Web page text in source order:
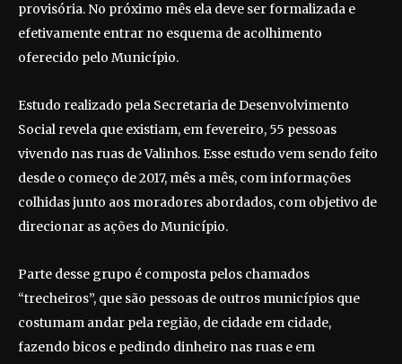
provisória. No próximo mês ela deve ser formalizada e
efetivamente entrar no esquema de acolhimento
oferecido pelo Município.
Estudo realizado pela Secretaria de Desenvolvimento
Social revela que existiam, em fevereiro, 55 pessoas
vivendo nas ruas de Valinhos. Esse estudo vem sendo feito
desde o começo de 2017, mês a mês, com informações
colhidas junto aos moradores abordados, com objetivo de
direcionar as ações do Município.
Parte desse grupo é composta pelos chamados
“trecheiros”, que são pessoas de outros municípios que
costumam andar pela região, de cidade em cidade,
fazendo bicos e pedindo dinheiro nas ruas e em